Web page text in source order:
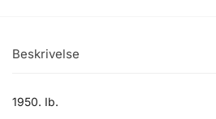
Beskrivelse
1950. Ib.